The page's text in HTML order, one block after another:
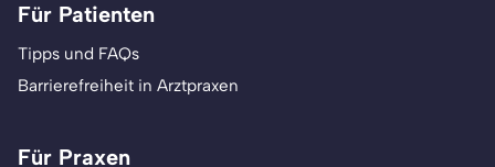
Für Patienten
Tipps und FAQs
Barrierefreiheit in Arztpraxen
Für Praxen